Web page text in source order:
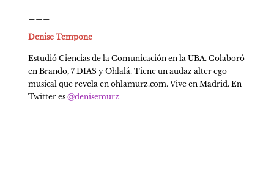
Denise Tempone
Estudió Ciencias de la Comunicación en la UBA. Colaboró
en Brando, 7 DIAS y Ohlalá. Tiene un audaz alter ego
musical que revela en ohlamurz.com. Vive en Madrid. En
Twitter es @denisemurz